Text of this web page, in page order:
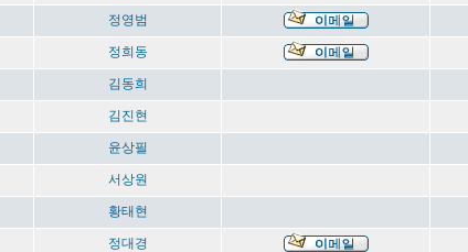
정영범
정희동
김동희
김진현
윤상필
서상원
황태현
정대경